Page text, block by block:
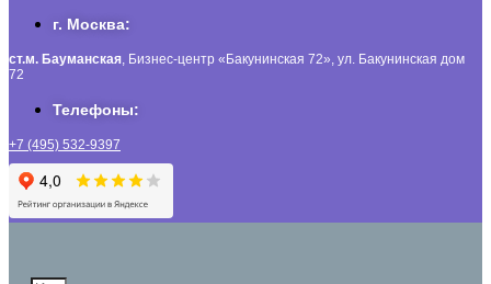
г. Москва:
ст.м. Бауманская, Бизнес-центр «Бакунинская 72», ул. Бакунинская дом
72
Телефоны:
+7 (495) 532-9397